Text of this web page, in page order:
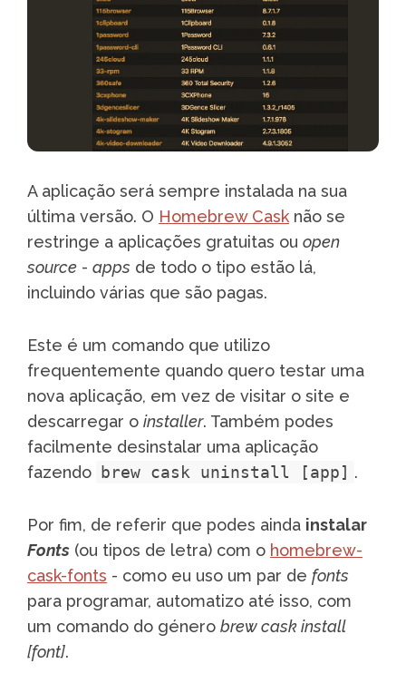
A aplicação será sempre instalada na sua
última versão. O Homebrew Cask não se
restringe a aplicações gratuitas ou open
source - apps de todo o tipo estão lá,
incluindo várias que são pagas.
Este é um comando que utilizo
frequentemente quando quero testar uma
nova aplicação, em vez de visitar o site e
descarregar o installer. Também podes
facilmente desinstalar uma aplicação
fazendo brew cask uninstall [app] .
Por fim, de referir que podes ainda instalar
Fonts (ou tipos de letra) com o homebrew-
cask-fonts - como eu uso um par de fonts
para programar, automatizo até isso, com
um comando do género brew cask install
[font].